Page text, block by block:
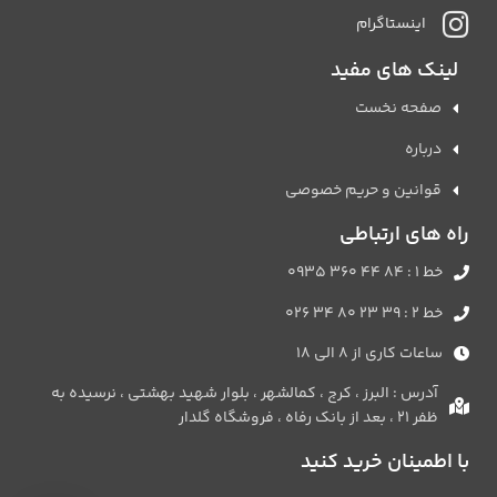
اینستاگرام
لینک های مفید
صفحه نخست
درباره
قوانین و حریم خصوصی
راه های ارتباطی
خط 1 : 84 44 360 0935
خط 2 : 39 23 80 34 026
ساعات کاری از 8 الی 18
آدرس : البرز ، کرج ، کمالشهر ، بلوار شهید بهشتی ، نرسیده به
ظفر 21 ، بعد از بانک رفاه ، فروشگاه گلدار
با اطمینان خرید کنید